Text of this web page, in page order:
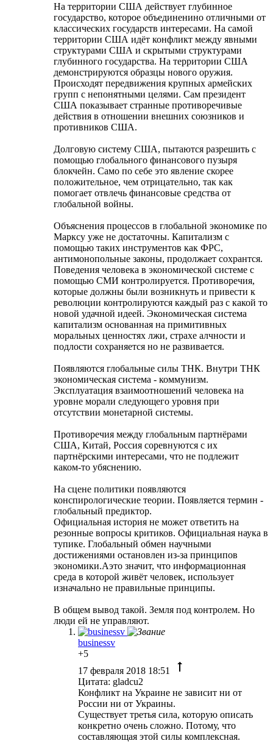
На территории США действует глубинное
государство, которое объединенино отличными от
классических государств интересами. На самой
территории США идёт конфликт между явными
структурами США и скрытыми структурами
глубинного государства. На территории США
демонстрируются образцы нового оружия.
Происходят передвижения крупных армейских
групп с непонятными целями. Сам президент
США показывает странные противоречивые
действия в отношении внешних союзников и
противников США.
Долговую систему США, пытаются разрешить с
помощью глобального финансового пузыря
блокчейн. Само по себе это явление скорее
положительное, чем отрицательно, так как
помогает отвлечь финансовые средства от
глобальной войны.
Объяснения процессов в глобальной экономике по
Марксу уже не достаточны. Капитализм с
помощью таких инструментов как ФРС,
антимонопольные законы, продолжает сохрантся.
Поведения человека в экономической системе с
помощью СМИ контролируется. Противоречия,
которые должны были возникнуть и привести к
революции контролируются каждый раз с какой то
новой удачной идеей. Экономическая система
капитализм основанная на примитивных
моральных ценностях лжи, страхе алчности и
подлости сохраняется но не развивается.
Появляются глобальные силы ТНК. Внутри ТНК
экономическая система - коммунизм.
Эксплуатация взаимоотношений человека на
уровне морали следующего уровня при
отсутствии монетарной системы.
Противоречия между глобальным партнёрами
США, Китай, Россия соревнуются с их
партнёрскими интересами, что не подлежит
каком-то убяснению.
На сцене политики появляются
конспирологические теории. Появляется термин -
глобальный предиктор.
Официальная история не может ответить на
резонные вопросы критиков. Официальная наука в
тупике. Глобальный обмен научными
достижениями остановлен из-за принципов
экономики.Аэто значит, что информационная
среда в которой живёт человек, использует
изначально не правильные принципы.
В общем вывод такой. Земля под контролем. Но
люди ей не управляют.
businessv
+5
17 февраля 2018 18:51
Цитата: gladcu2
Конфликт на Украине не зависит ни от
России ни от Украины.
Существует третья сила, которую описать
конкретно очень сложно. Потому, что
составляющая этой силы комплексная.